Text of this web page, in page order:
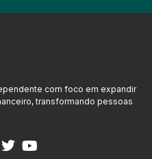
com foco em expandir
transformando pessoas